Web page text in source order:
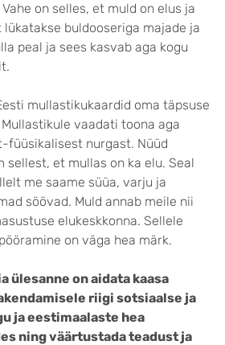
on selles, et muld on elus ja
buldooseriga majade ja
peal ja sees kasvab aga kogu
mullastikukaardid oma täpsuse
vaadati toona aga
füüsikalisest nurgast. Nüüd
sellest, et mullas on ka elu. Seal
me saame süüa, varju ja
söövad. Muld annab meile nii
elukeskkonna. Sellele
on väga hea märk.
ülesanne on aidata kaasa
riigi sotsiaalse ja
ja eestimaalaste hea
ning väärtustada teadust ja